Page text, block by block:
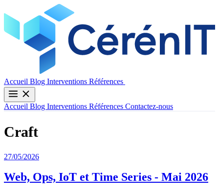
Accueil Blog Interventions Références
Accueil Blog Interventions Références Contactez-nous
Craft
27/05/2026
Web, Ops, IoT et Time Series - Mai 2026